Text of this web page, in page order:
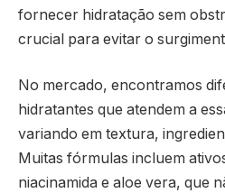
fornecer hidratação sem
crucial para evitar o
No mercado, encontramos
hidratantes que atendem a
variando em textura,
Muitas fórmulas incluem
niacinamida e aloe vera, que